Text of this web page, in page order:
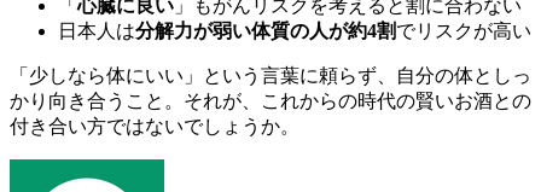
「心臓に良い 」もがんリスクを考えると割に合わない
日本人は分解力が弱い体質の人が約4割でリスクが高い
「少しなら体にいい」という言葉に頼らず、自分の体としっ
かり向き合うこと。それが、これからの時代の賢いお酒との
付き合い方ではないでしょうか。